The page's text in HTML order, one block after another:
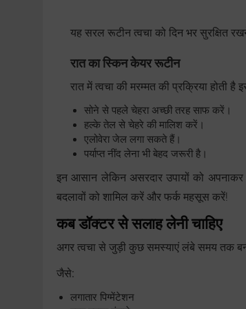
यह सरल रूटीन त्वचा को दिन भर सुरक्षित
रात का स्किन केयर रूटीन
रात में त्वचा की मरम्मत की प्रक्रिया होती
सोने से पहले चेहरा अच्छी तरह साफ करें।
हल्के तेल से चेहरे की मालिश करें।
एलोवेरा जेल लगा सकते हैं।
पर्याप्त नींद लेना भी बेहद जरूरी है।
इन आसान लेकिन असरदार उपायों को
बदलावों को शामिल करें और फर्क महसूस करें!
कब डॉक्टर से सलाह लेनी चाहिए
अगर त्वचा से जुड़ी कुछ समस्याएं लंबे समय तक
जैसे:
लगातार पिग्मेंटेशन